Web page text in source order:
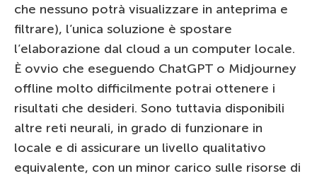
che nessuno potrà visualizzare in anteprima e
filtrare), l’unica soluzione è spostare
l’elaborazione dal cloud a un computer locale.
È ovvio che eseguendo ChatGPT o Midjourney
offline molto difficilmente potrai ottenere i
risultati che desideri. Sono tuttavia disponibili
altre reti neurali, in grado di funzionare in
locale e di assicurare un livello qualitativo
equivalente, con un minor carico sulle risorse di